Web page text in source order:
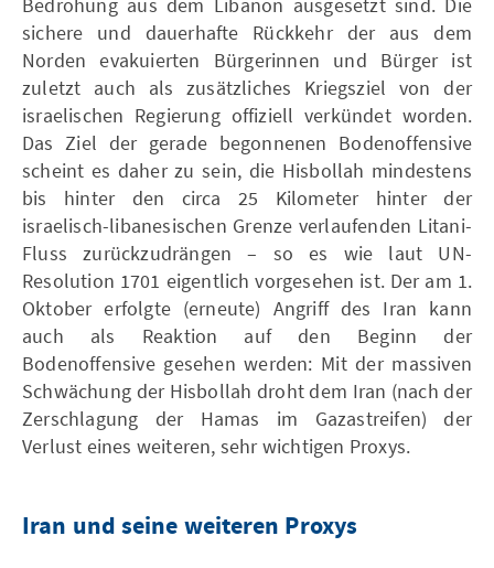
sichere und dauerhafte Rückkehr der aus dem
Norden evakuierten Bürgerinnen und Bürger ist
zuletzt auch als zusätzliches Kriegsziel von der
israelischen Regierung offiziell verkündet worden.
Das Ziel der gerade begonnenen Bodenoffensive
scheint es daher zu sein, die Hisbollah mindestens
bis hinter den circa 25 Kilometer hinter der
israelisch-libanesischen Grenze verlaufenden Litani-
Fluss zurückzudrängen – so es wie laut UN-
Resolution 1701 eigentlich vorgesehen ist. Der am 1.
Oktober erfolgte (erneute) Angriff des Iran kann
auch als Reaktion auf den Beginn der
Bodenoffensive gesehen werden: Mit der massiven
Schwächung der Hisbollah droht dem Iran (nach der
Zerschlagung der Hamas im Gazastreifen) der
Verlust eines weiteren, sehr wichtigen Proxys.
Iran und seine weiteren Proxys